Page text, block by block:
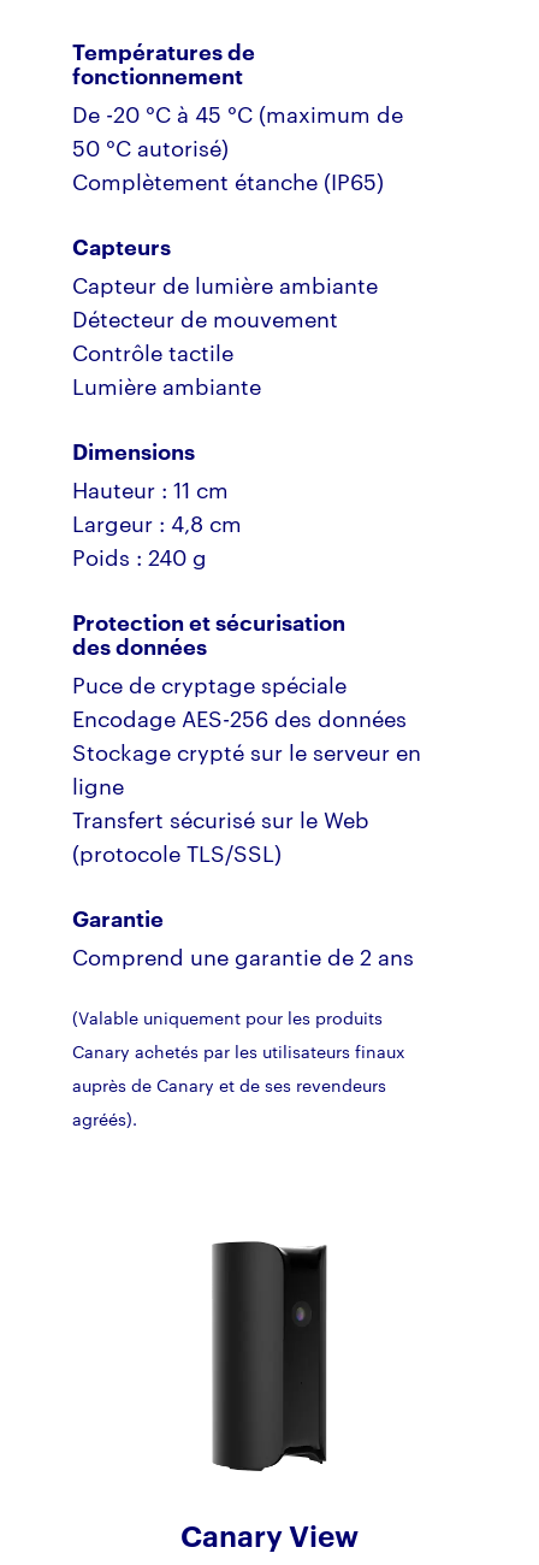
Températures de
fonctionnement
De -20 °C à 45 °C (maximum de
50 °C autorisé)
Complètement étanche (IP65)
Capteurs
Capteur de lumière ambiante
Détecteur de mouvement
Contrôle tactile
Lumière ambiante
Dimensions
Hauteur : 11 cm
Largeur : 4,8 cm
Poids : 240 g
Protection et sécurisation
des données
Puce de cryptage spéciale
Encodage AES-256 des données
Stockage crypté sur le serveur en
ligne
Transfert sécurisé sur le Web
(protocole TLS/SSL)
Garantie
Comprend une garantie de 2 ans
(Valable uniquement pour les produits
Canary achetés par les utilisateurs finaux
auprès de Canary et de ses revendeurs
agréés).
Canary View